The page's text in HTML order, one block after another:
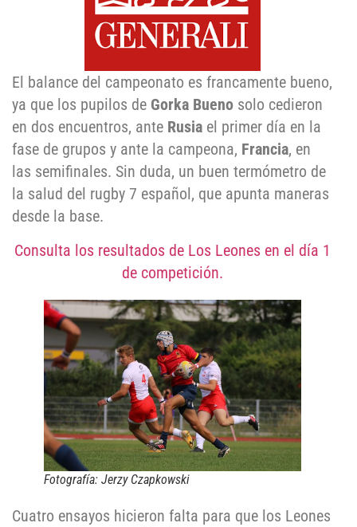
El balance del campeonato es francamente bueno,
ya que los pupilos de Gorka Bueno solo cedieron
en dos encuentros, ante Rusia el primer día en la
fase de grupos y ante la campeona, Francia, en
las semifinales. Sin duda, un buen termómetro de
la salud del rugby 7 español, que apunta maneras
desde la base.
Consulta los resultados de Los Leones en el día 1
de competición.
Fotografía: Jerzy Czapkowski
Cuatro ensayos hicieron falta para que los Leones